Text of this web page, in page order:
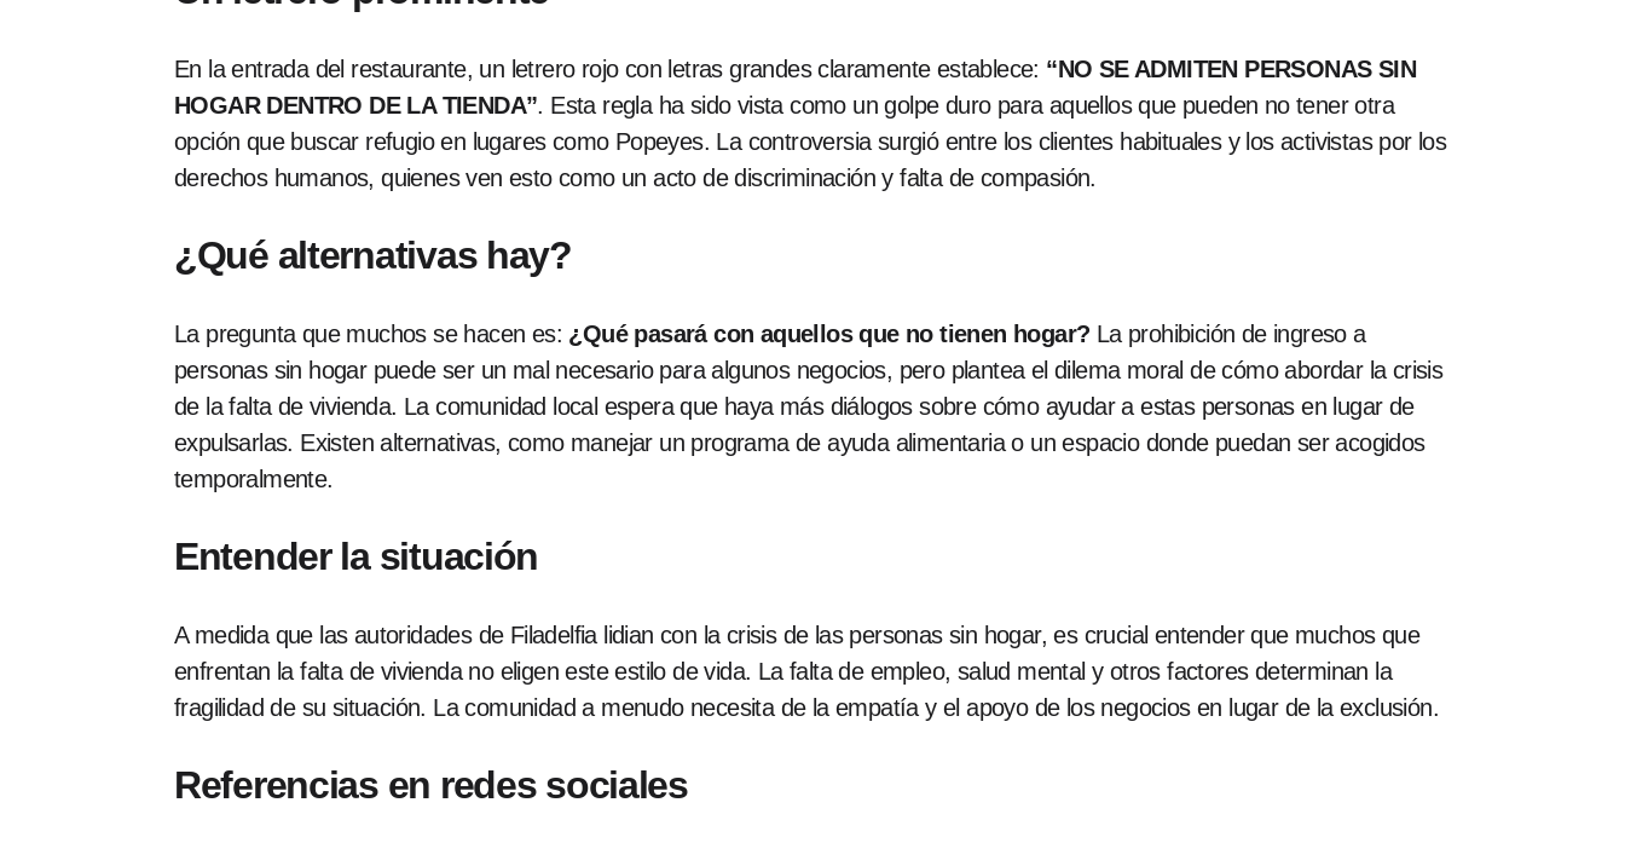
En la entrada del restaurante, un letrero rojo con letras grandes claramente establece: “NO SE ADMITEN PERSONAS SIN
HOGAR DENTRO DE LA TIENDA”. Esta regla ha sido vista como un golpe duro para aquellos que pueden no tener otra
opción que buscar refugio en lugares como Popeyes. La controversia surgió entre los clientes habituales y los activistas por los
derechos humanos, quienes ven esto como un acto de discriminación y falta de compasión.
¿Qué alternativas hay?
La pregunta que muchos se hacen es: ¿Qué pasará con aquellos que no tienen hogar? La prohibición de ingreso a
personas sin hogar puede ser un mal necesario para algunos negocios, pero plantea el dilema moral de cómo abordar la crisis
de la falta de vivienda. La comunidad local espera que haya más diálogos sobre cómo ayudar a estas personas en lugar de
expulsarlas. Existen alternativas, como manejar un programa de ayuda alimentaria o un espacio donde puedan ser acogidos
temporalmente.
Entender la situación
A medida que las autoridades de Filadelfia lidian con la crisis de las personas sin hogar, es crucial entender que muchos que
enfrentan la falta de vivienda no eligen este estilo de vida. La falta de empleo, salud mental y otros factores determinan la
fragilidad de su situación. La comunidad a menudo necesita de la empatía y el apoyo de los negocios en lugar de la exclusión.
Referencias en redes sociales